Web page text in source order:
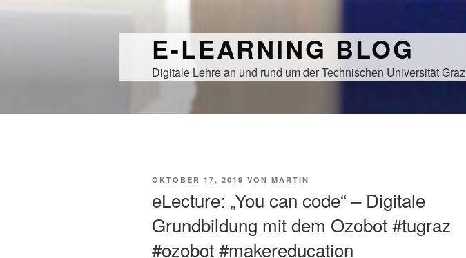
E-LEARNING BLOG
Digitale Lehre an und rund um der Technischen Universität Graz
VERÖFFENTLICHT
OKTOBER 17, 2019 VON MARTIN
eLecture: „You can code“ – Digitale
Grundbildung mit dem Ozobot #tugraz
#ozobot #makereducation